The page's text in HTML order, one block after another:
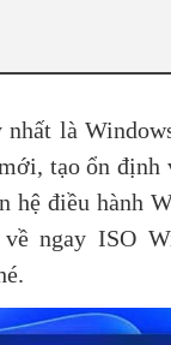
là
tạo ổn định
điều hành
ngay ISO